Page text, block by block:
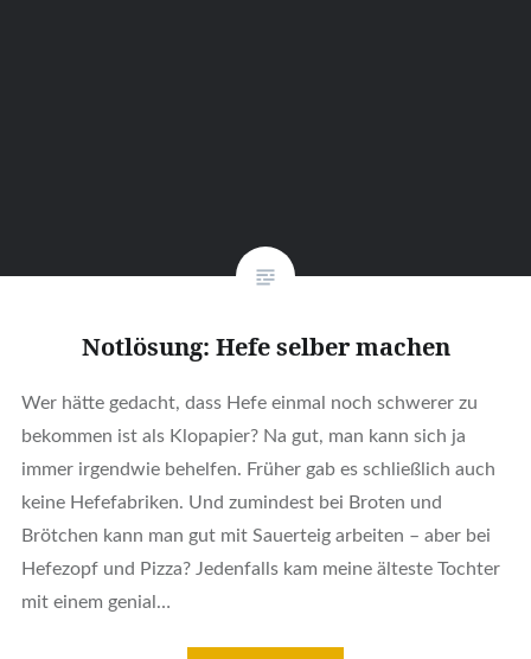
Notlösung: Hefe selber machen
Wer hätte gedacht, dass Hefe einmal noch schwerer zu
bekommen ist als Klopapier? Na gut, man kann sich ja
immer irgendwie behelfen. Früher gab es schließlich auch
keine Hefefabriken. Und zumindest bei Broten und
Brötchen kann man gut mit Sauerteig arbeiten – aber bei
Hefezopf und Pizza? Jedenfalls kam meine älteste Tochter
mit einem genial…